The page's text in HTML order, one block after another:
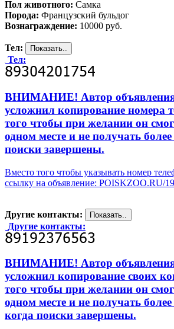
Пол животного: Самка
Порода: Французский бульдог
Вознаграждение: 10000 руб.
Тел:
Тел:
ВНИМАНИЕ! Автор объявления
усложнил копирование номера
того чтобы при желании он
одном месте и не получать
поиски завершены.
Вместо того чтобы указывать номер
ссылку на объявление: POISKZOO.RU/
Другие контакты:
Другие контакты:
ВНИМАНИЕ! Автор объявления
усложнил копирование своих
того чтобы при желании он
одном месте и не получать
когда поиски завершены.